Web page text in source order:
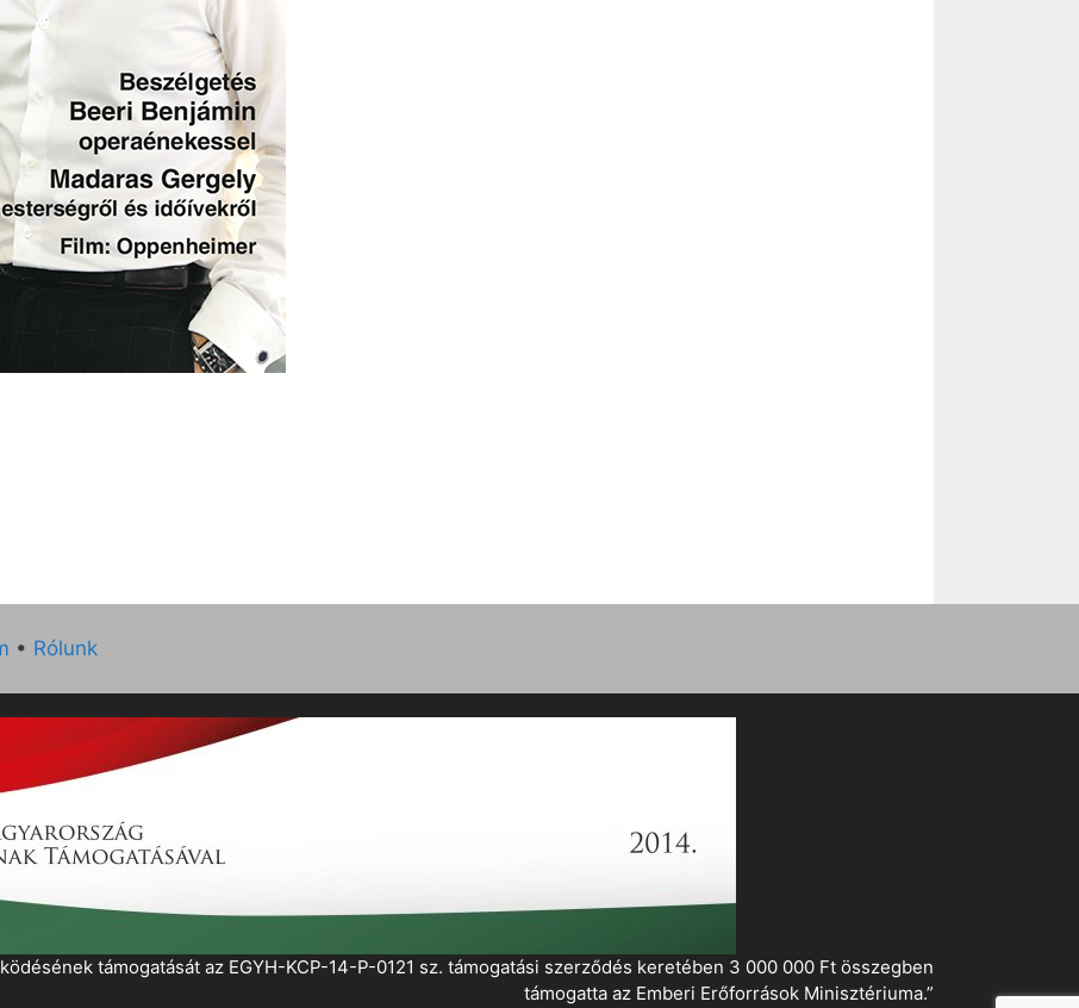
• Rólunk
támogatását az EGYH-KCP-14-P-0121 sz. támogatási szerződés keretében 3 000 000 Ft összegben
támogatta az Emberi Erőforrások Minisztériuma.”